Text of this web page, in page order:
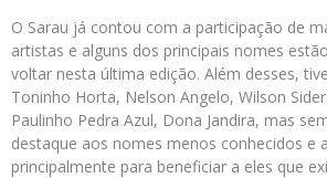
O Sarau já contou com a participação de
artistas e alguns dos principais nomes
voltar nesta última edição. Além desses,
Toninho Horta, Nelson Angelo, Wilson
Paulinho Pedra Azul, Dona Jandira, mas
destaque aos nomes menos conhecidos e
principalmente para beneficiar a eles que